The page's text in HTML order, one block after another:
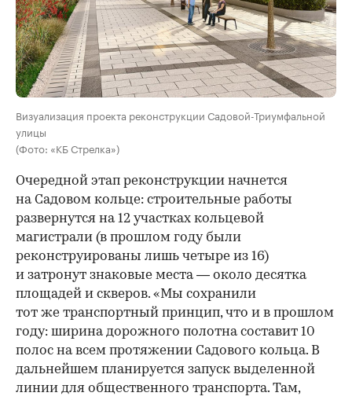
Визуализация проекта реконструкции Садовой-Триумфальной
улицы
(Фото: «КБ Стрелка»)
Очередной этап реконструкции начнется
на Садовом кольце: строительные работы
развернутся на 12 участках кольцевой
магистрали (в прошлом году были
реконструированы лишь четыре из 16)
и затронут знаковые места — около десятка
площадей и скверов. «Мы сохранили
тот же транспортный принцип, что и в прошлом
году: ширина дорожного полотна составит 10
полос на всем протяжении Садового кольца. В
дальнейшем планируется запуск выделенной
линии для общественного транспорта. Там,